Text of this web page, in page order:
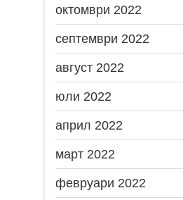
октомври 2022
септември 2022
август 2022
юли 2022
април 2022
март 2022
февруари 2022